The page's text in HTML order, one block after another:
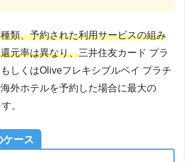
類、予約された利用サービスの組み
元率は異なり、三井住友カード プラ
しくはOliveフレキシブルペイ プラチ
外ホテルを予約した場合に最大の
。
ケース